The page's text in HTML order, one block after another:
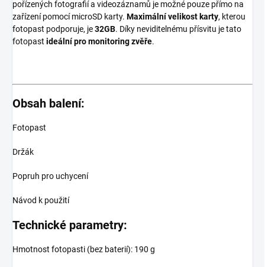
pořízených fotografií a videozáznamů je možné pouze přímo na
zařízení pomocí microSD karty. Maximální velikost karty, kterou
fotopast podporuje, je32GB. Díky neviditelnému přísvitu je tato
fotopast ideální pro monitoring zvěře.
Obsah balení:
Fotopast
Držák
Popruh pro uchycení
Návod k použití
Technické parametry:
Hmotnost fotopasti (bez baterií): 190 g